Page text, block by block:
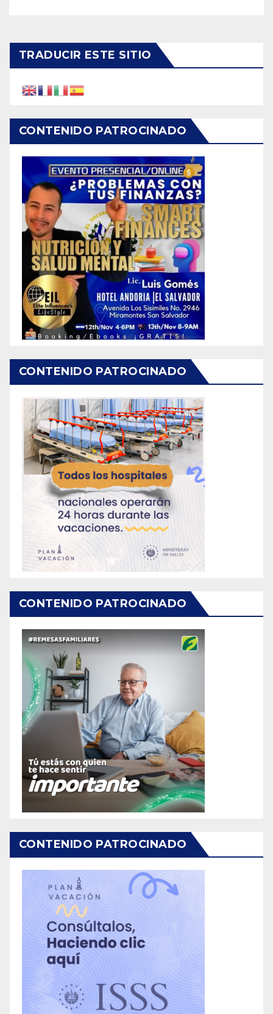
TRADUCIR ESTE SITIO
CONTENIDO PATROCINADO
CONTENIDO PATROCINADO
CONTENIDO PATROCINADO
CONTENIDO PATROCINADO